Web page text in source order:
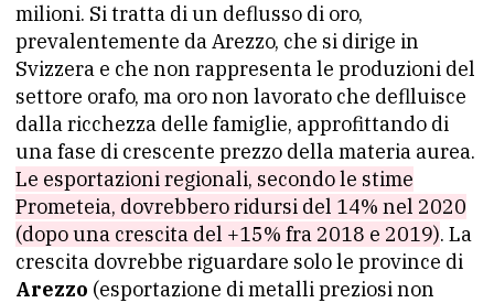
milioni. Si tratta di un deflusso di oro,
prevalentemente da Arezzo, che si dirige in
Svizzera e che non rappresenta le produzioni del
settore orafo, ma oro non lavorato che deflluisce
dalla ricchezza delle famiglie, approfittando di
una fase di crescente prezzo della materia aurea.
Le esportazioni regionali, secondo le stime
Prometeia, dovrebbero ridursi del 14% nel 2020
(dopo una crescita del +15% fra 2018 e 2019). La
crescita dovrebbe riguardare solo le province di
Arezzo (esportazione di metalli preziosi non